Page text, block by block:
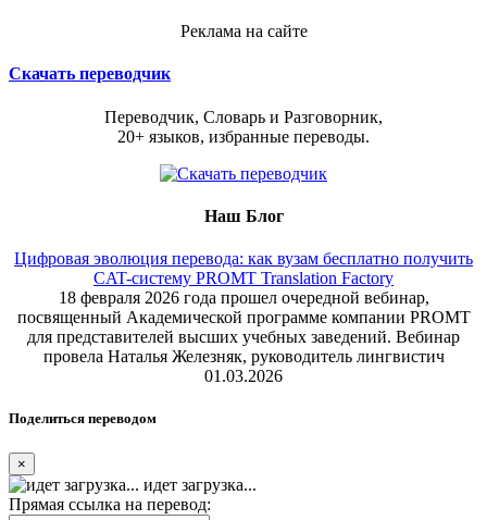
Реклама на сайте
Скачать переводчик
Переводчик, Словарь и Разговорник,
20+ языков, избранные переводы.
Наш Блог
Цифровая эволюция перевода: как вузам бесплатно получить
CAT-систему PROMT Translation Factory
18 февраля 2026 года прошел очередной вебинар,
посвященный Академической программе компании PROMT
для представителей высших учебных заведений. Вебинар
провела Наталья Железняк, руководитель лингвистич
01.03.2026
Поделиться переводом
×
идет загрузка...
Прямая ссылка на перевод: